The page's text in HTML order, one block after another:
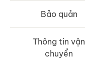
Bảo quản
Thông tin vận
chuyển